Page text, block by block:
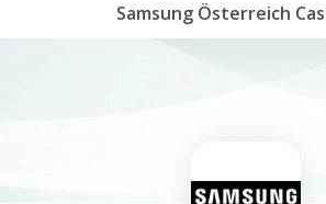
Samsung Österreich